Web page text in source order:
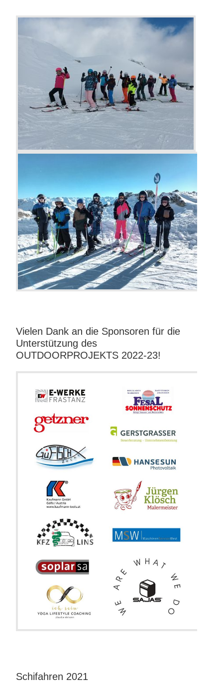
Vielen Dank an die Sponsoren für die
Unterstützung des
OUTDOORPROJEKTS 2022-23!
Schifahren 2021